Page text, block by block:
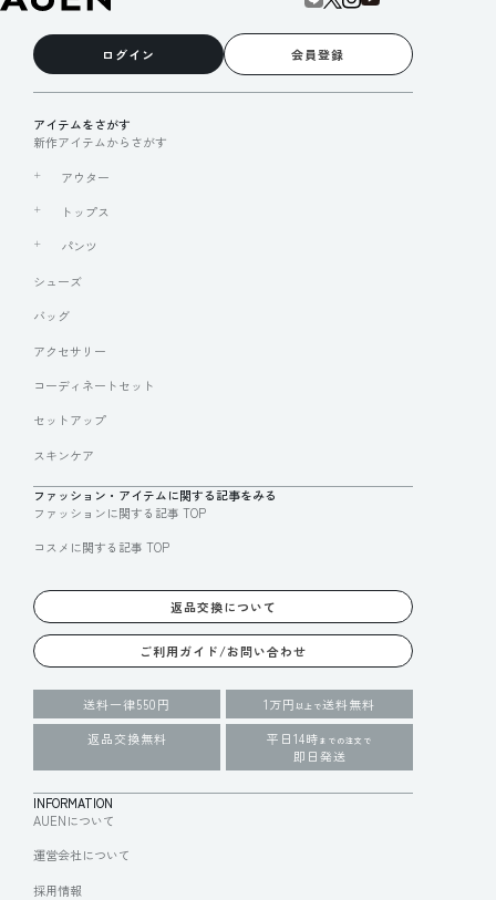
ログイン 会員登録
アイテムをさがす
新作アイテムからさがす
アウター
トップス
パンツ
シューズ
バッグ
アクセサリー
コーディネートセット
セットアップ
スキンケア
ファッション・アイテムに関する記事をみる
ファッションに関する記事 TOP
コスメに関する記事 TOP
返品交換について
ご利用ガイド/お問い合わせ
送料一律550円 1万円 以上で送料無料
返品交換無料
平日14時 までの注文で
即日発送
INFORMATION
AUENについて
運営会社について
採用情報